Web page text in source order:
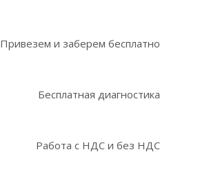
Привезем и заберем бесплатно
Бесплатная диагностика
Работа с НДС и без НДС